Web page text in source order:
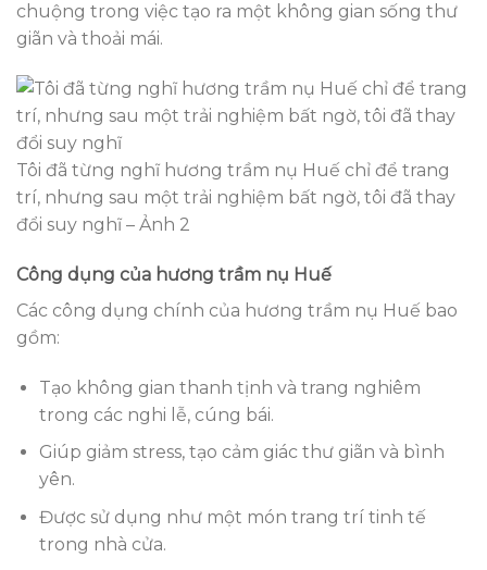
chuộng trong việc tạo ra một không gian sống thư
giãn và thoải mái.
Tôi đã từng nghĩ hương trầm nụ Huế chỉ để trang
trí, nhưng sau một trải nghiệm bất ngờ, tôi đã thay
đổi suy nghĩ – Ảnh 2
Công dụng của hương trầm nụ Huế
Các công dụng chính của hương trầm nụ Huế bao
gồm:
Tạo không gian thanh tịnh và trang nghiêm
trong các nghi lễ, cúng bái.
Giúp giảm stress, tạo cảm giác thư giãn và bình
yên.
Được sử dụng như một món trang trí tinh tế
trong nhà cửa.